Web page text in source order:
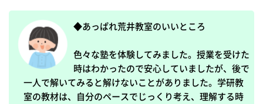
◆あっぱれ荒井教室のいいところ
色々な塾を体験してみました。授業を受けた
時はわかったので安心していましたが、後で
一人で解いてみると解けないことがありました。学研教
室の教材は、自分のペースでじっくり考え、理解する時